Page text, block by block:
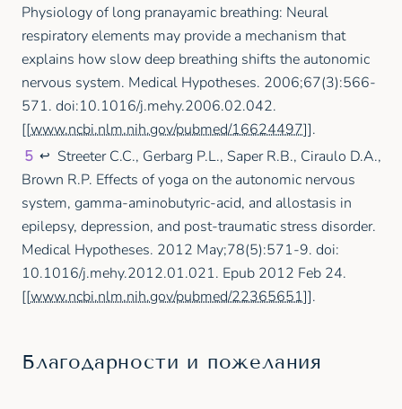
Physiology of long pranayamic breathing: Neural
respiratory elements may provide a mechanism that
explains how slow deep breathing shifts the autonomic
nervous system. Medical Hypotheses. 2006;67(3):566-
571. doi:10.1016/j.mehy.2006.02.042.
[[www.ncbi.nlm.nih.gov/pubmed/16624497]].
5 ↩ Streeter C.C., Gerbarg P.L., Saper R.B., Ciraulo D.A.,
Brown R.P. Effects of yoga on the autonomic nervous
system, gamma-aminobutyric-acid, and allostasis in
epilepsy, depression, and post-traumatic stress disorder.
Medical Hypotheses. 2012 May;78(5):571-9. doi:
10.1016/j.mehy.2012.01.021. Epub 2012 Feb 24.
[[www.ncbi.nlm.nih.gov/pubmed/22365651]].
Благодарности и пожелания